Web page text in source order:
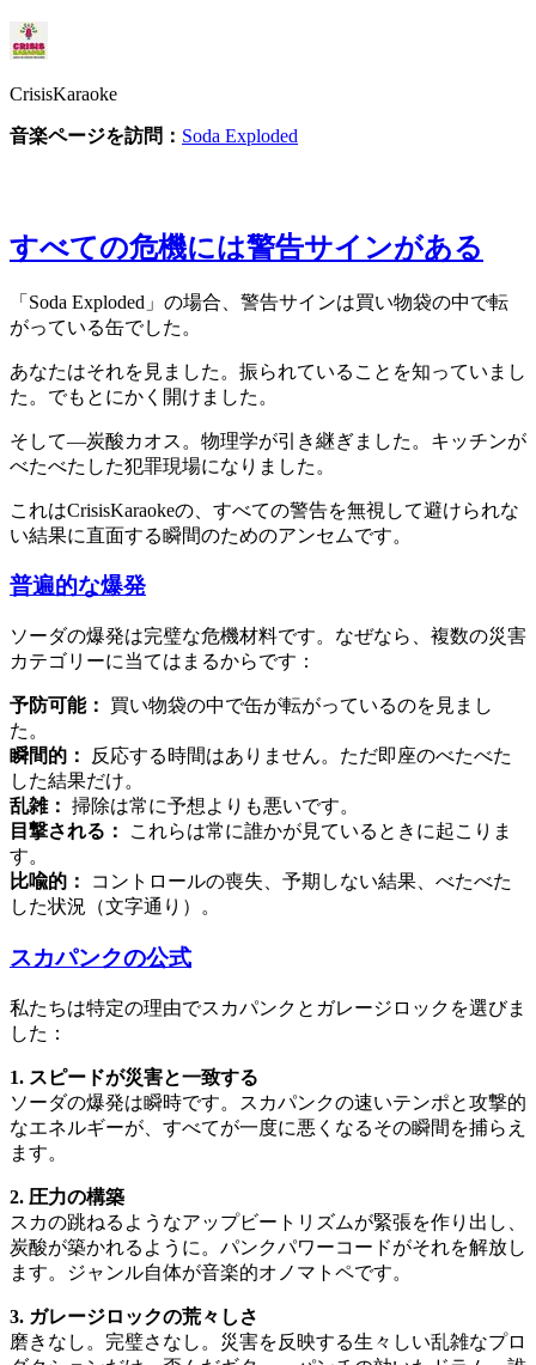
CrisisKaraoke
音楽ページを訪問： Soda Exploded
すべての危機には警告サインがある
「Soda Exploded」の場合、警告サインは買い物袋の中で転
がっている缶でした。
あなたはそれを見ました。振られていることを知っていまし
た。でもとにかく開けました。
そして—炭酸カオス。物理学が引き継ぎました。キッチンが
べたべたした犯罪現場になりました。
これはCrisisKaraokeの、すべての警告を無視して避けられな
い結果に直面する瞬間のためのアンセムです。
普遍的な爆発
ソーダの爆発は完璧な危機材料です。なぜなら、複数の災害
カテゴリーに当てはまるからです：
予防可能：
買い物袋の中で缶が転がっているのを見まし
た。
瞬間的：
反応する時間はありません。ただ即座のべたべた
した結果だけ。
乱雑： 掃除は常に予想よりも悪いです。
目撃される：
これらは常に誰かが見ているときに起こりま
す。
比喩的：
コントロールの喪失、予期しない結果、べたべた
した状況（文字通り）。
スカパンクの公式
私たちは特定の理由でスカパンクとガレージロックを選びま
した：
1. スピードが災害と一致する
ソーダの爆発は瞬時です。スカパンクの速いテンポと攻撃的
なエネルギーが、すべてが一度に悪くなるその瞬間を捕らえ
ます。
2. 圧力の構築
スカの跳ねるようなアップビートリズムが緊張を作り出し、
炭酸が築かれるように。パンクパワーコードがそれを解放し
ます。ジャンル自体が音楽的オノマトペです。
3. ガレージロックの荒々しさ
磨きなし。完璧さなし。災害を反映する生々しい乱雑なプロ